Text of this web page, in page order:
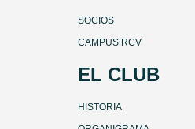
SOCIOS
CAMPUS RCV
EL CLUB
HISTORIA